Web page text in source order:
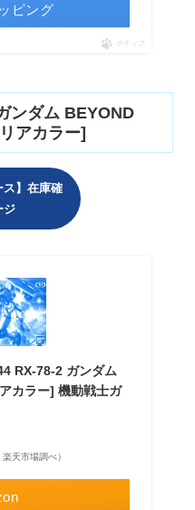
ピング
ポチップ
ンダム BEYOND
アカラー]
ス】在庫確
ジ
RX-78-2 ガンダム
カラー] 機動戦士ガ
天市場調べ）